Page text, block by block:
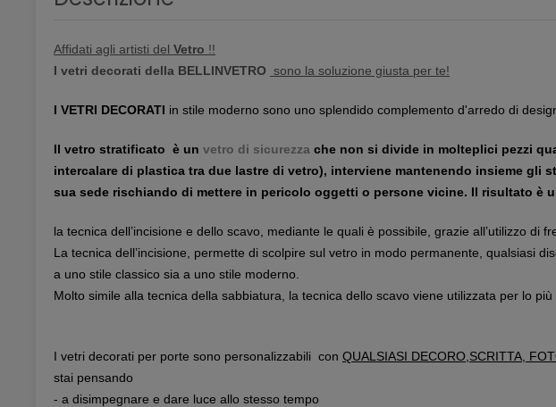
Affidati agli artisti del Vetro !!
I vetri decorati della BELLINVETRO sono la soluzione giusta per te!
I VETRI DECORATI in stile moderno sono uno splendido complemento d'arredo di
Il vetro stratificato è un vetro di sicurezza che non si divide in molteplici pezzi
intercalare di plastica tra due lastre di vetro), interviene mantenendo insieme gli
sua sede rischiando di mettere in pericolo oggetti o persone vicine. Il risultato è
la tecnica dell’incisione e dello scavo, mediante le quali è possibile, grazie all’utilizzo
La tecnica dell’incisione, permette di scolpire sul vetro in modo permanente, qualsiasi
a uno stile classico sia a uno stile moderno.
Molto simile alla tecnica della sabbiatura, la tecnica dello scavo viene utilizzata per lo
I vetri decorati per porte sono personalizzabili con QUALSIASI DECORO,SCRITTA,
stai pensando
- a disimpegnare e dare luce allo stesso tempo